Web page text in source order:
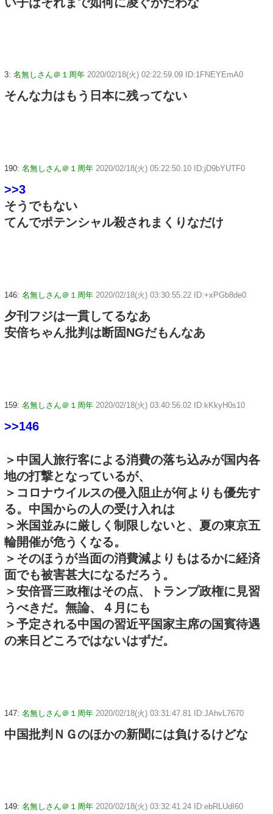
3: 名無しさん＠１周年 2020/02/18(火) 02:22:59.09 ID:1FNEYEmA0
そんな力はもう日本に残ってない
190: 名無しさん＠１周年 2020/02/18(火) 05:22:50.10 ID:jD9bYUTF0
>>3
そうでもない
てんでポテンシャル殺されまくりなだけ
146: 名無しさん＠１周年 2020/02/18(火) 03:30:55.22 ID:+xPGb8de0
夕刊フジは一貫してるなあ
安倍ちゃん批判は断固NGだもんなあ
159: 名無しさん＠１周年 2020/02/18(火) 03:40:56.02 ID:kKkyH0s10
>>146
＞中国人旅行客による消費の落ち込みが国内各
地の打撃となっているが、
＞コロナウイルスの侵入阻止が何よりも優先す
る。中国からの人の受け入れは
＞米国並みに厳しく制限しないと、夏の東京五
輪開催が危うくなる。
＞そのほうが当面の消費減よりもはるかに経済
面でも被害甚大になるだろう。
＞安倍晋三政権はその点、トランプ政権に見習
うべきだ。無論、４月にも
＞予定される中国の習近平国家主席の国賓待遇
の来日どころではないはずだ。
147: 名無しさん＠１周年 2020/02/18(火) 03:31:47.81 ID:JAhvL7670
中国批判ＮＧのほかの新聞には負けるけどな
149: 名無しさん＠１周年 2020/02/18(火) 03:32:41.24 ID:ebRLUdI60